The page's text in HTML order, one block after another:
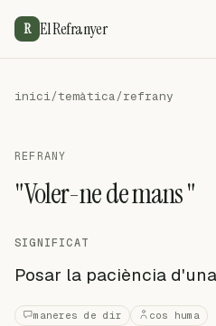
R El Refranyer
inici/temàtica/refrany
REFRANY
"Voler-ne de mans "
SIGNIFICAT
Posar la paciència
maneres de dir cos huma